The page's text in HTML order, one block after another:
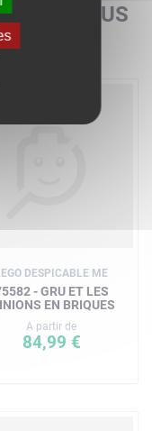
VOUS
DESPICABLE ME
- GRU ET LES
EN BRIQUES
A partir de
84,99 €